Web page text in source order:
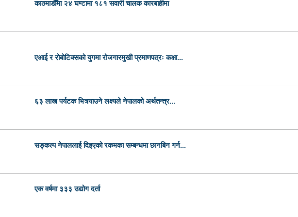
काठमाडौँमा २४ घण्टामा १८१ सवारी चालक कारबाहीमा
एआई र रोबोटिक्सको युगमा रोजगारमुखी प्रमाणपत्रः कक्षा...
६३ लाख पर्यटक भित्र्याउने लक्ष्यले नेपालको अर्थतन्त्र...
सङ्कल्प नेपाललाई दिइएको रकमका सम्बन्धमा छानबिन गर्न...
एक वर्षमा ३३३ उद्योग दर्ता